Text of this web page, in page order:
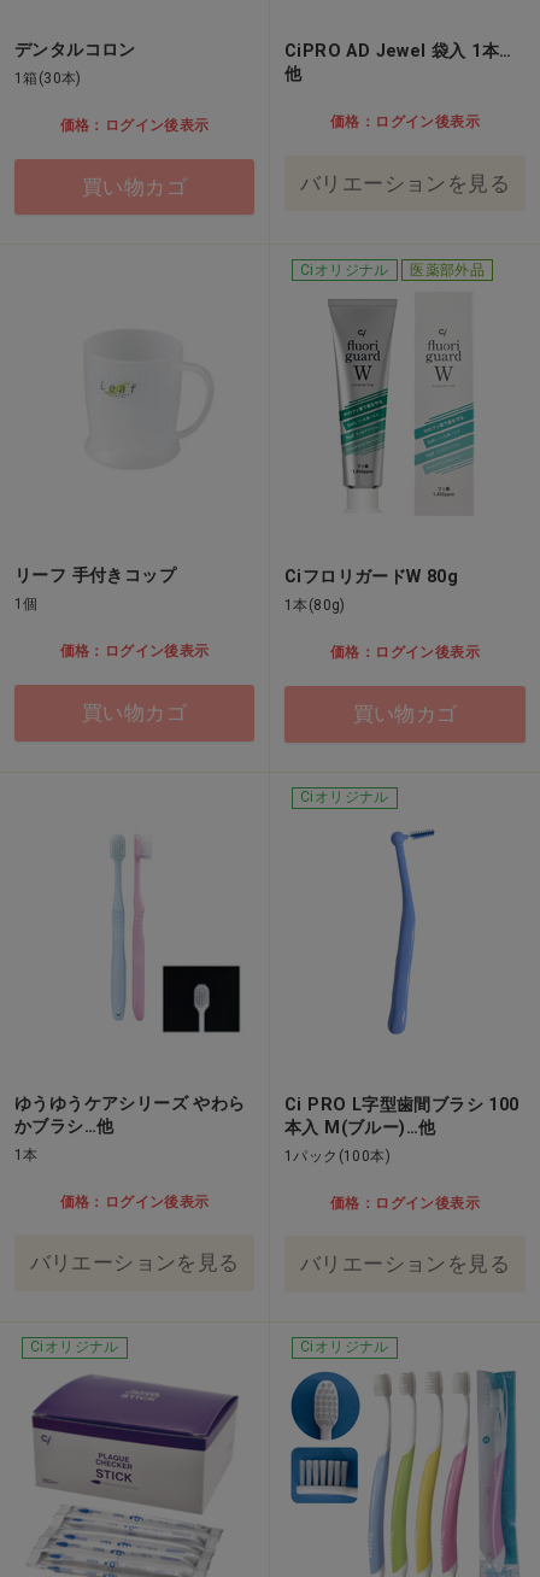
デンタルコロン
1箱(30本)
価格：ログイン後表示
買い物カゴ
CiPRO AD Jewel 袋入 1本…
他
価格：ログイン後表示
バリエーションを見る
リーフ 手付きコップ
1個
価格：ログイン後表示
買い物カゴ
Ciオリジナル 医薬部外品
CiフロリガードW 80g
1本(80g)
価格：ログイン後表示
買い物カゴ
ゆうゆうケアシリーズ やわら
かブラシ…他
1本
価格：ログイン後表示
バリエーションを見る
Ciオリジナル
Ci PRO L字型歯間ブラシ 100
本入 M(ブルー)…他
1パック(100本)
価格：ログイン後表示
バリエーションを見る
Ciオリジナル Ciオリジナル